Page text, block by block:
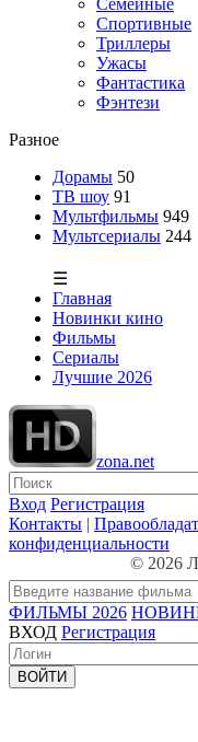
Спортивные
Триллеры
Ужасы
Фантастика
Фэнтези
Разное
Дорамы 50
ТВ шоу 91
Мультфильмы 949
Мультсериалы 244
☰
Главная
Новинки кино
Фильмы
Сериалы
Лучшие 2026
zona.net
Вход Регистрация
Контакты |
конфиденциальности
© 2026
ФИЛЬМЫ 2026
ВХОД Регистрация